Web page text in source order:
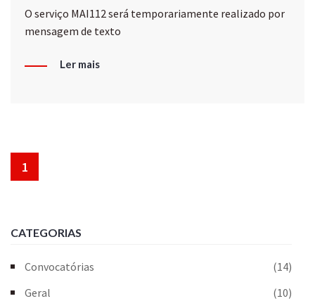
O serviço MAI112 será temporariamente realizado por
mensagem de texto
Ler mais
1
CATEGORIAS
Convocatórias
(14)
Geral
(10)